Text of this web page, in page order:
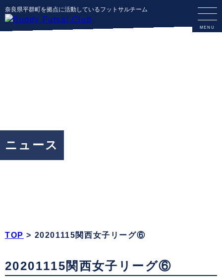
奈良県平群町を拠点に活動しているフットサルチーム
ニュース
TOP > 20201115関西女子リーグ⑥
20201115関西女子リーグ⑥